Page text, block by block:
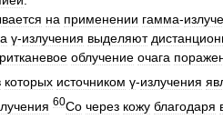
на применении гамма-
γ-излучения выделяют
облучение очага
которых источником γ-излучения
60Со через кожу благодаря